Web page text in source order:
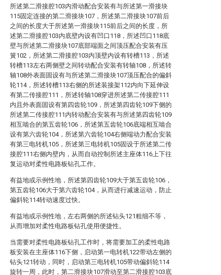
所述第二滑接腔103内滑动配合安装有与所述第一滑接块
115固定连接的第二滑接块107，所述第二滑接块107前后
之间的长度大于所述第一滑接块115前后之间的长度，所
述第二滑接腔103内底壁内设有凹口118，所述凹口118底
壁与所述第二滑接块107底部端面之间顶压配合安装有压
簧102，所述第二滑接腔103内顶壁内设有转槽113，所述
转槽113左右两侧壁之间转动配合安装有转轴108，所述转
轴108外表面固设有与所述第二滑接块107顶压配合的偏斜
轮114，所述转槽113右侧的所述装接架112内向下延伸设
有第二传接腔111，所述转轴108穿进所述第二传接腔111
内且外表面固设有第四齿轮109，所述第四齿轮109下侧的
所述第二传接腔111内转动配合安装有与所述第四齿轮109
相互啮合的第五齿轮106，所述第五齿轮106底端相互啮合
设有第六齿轮104，所述第六齿轮104右侧端动力配合安装
有第三电转机105，所述第三电转机105固设于所述第二传
接腔111右侧内壁内，从而自动控制所述主座体116上下往
复运动对柔性电路板钻孔工作。
有益地或示例性地，所述第四齿轮109大于第五齿轮106，
第五齿轮106大于第六齿轮104，从而进行减速运动，防止
偏斜轮114转动速度过快。
有益地或示例性地，左右两侧的所述钻头121粗细不等，
从而增加对柔性电路板钻孔使用便捷性。
当需要对柔性电路板钻孔工作时，将需要加工的柔性电路
板安装在主座体116下侧，启动第一电转机122带动左侧的
钻头121转动，同时，启动第三电转机105带动偏斜轮114
旋转一周，此时，第二滑接块107滑动至第二滑接腔103底